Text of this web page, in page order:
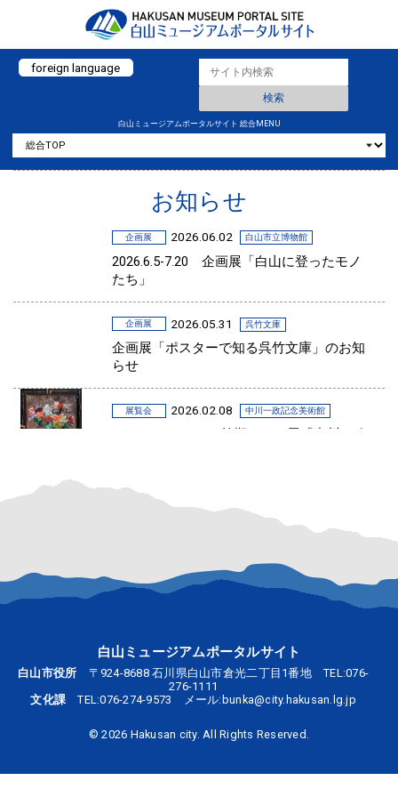
foreign language
白山ミュージアムポータルサイト 総合MENU
お知らせ
企画展 2026.06.02 白山市立博物館
2026.6.5-7.20 企画展「白山に登ったモノ
たち」
企画展 2026.05.31 呉竹文庫
企画展「ポスターで知る呉竹文庫」のお知
らせ
展覧会 2026.02.08 中川一政記念美術館
白山ミュージアムポータルサイト
白山市役所 〒924-8688 石川県白山市倉光二丁目1番地 TEL:076-
276-1111
文化課 TEL:076-274-9573 メール: bunka@city.hakusan.lg.jp
©2026 Hakusan city. All Rights Reserved.